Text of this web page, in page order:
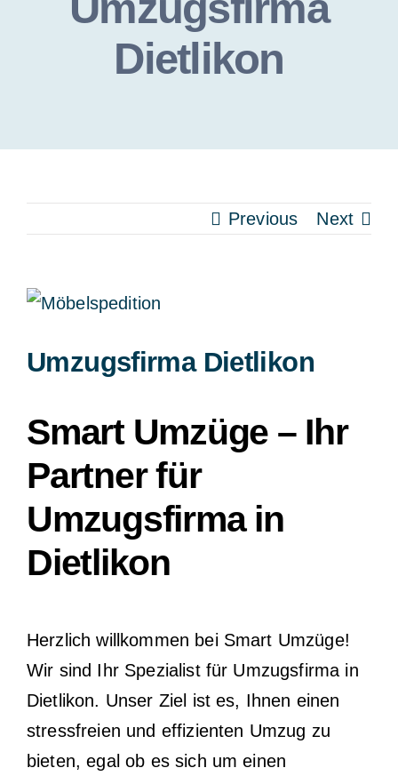
Dietlikon
Previous Next
View
Image
Umzugsfirma Dietlikon
Smart Umzüge – Ihr
Partner für
Umzugsfirma in
Dietlikon
Herzlich willkommen bei Smart Umzüge!
Wir sind Ihr Spezialist für Umzugsfirma in
Dietlikon. Unser Ziel ist es, Ihnen einen
stressfreien und effizienten Umzug zu
bieten, egal ob es sich um einen